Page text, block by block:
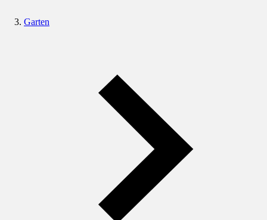
Garten